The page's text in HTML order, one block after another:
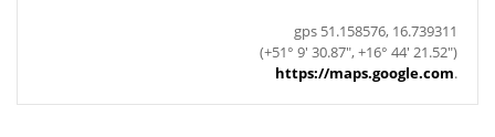
gps 51.158576, 16.739311
(+51° 9' 30.87", +16° 44' 21.52")
https://maps.google.com.